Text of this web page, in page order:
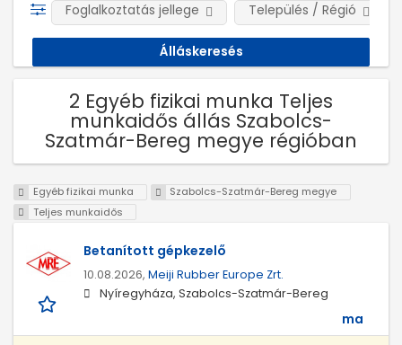
Foglalkoztatás jellege Település / Régió
2 Egyéb fizikai munka Teljes
munkaidős állás Szabolcs-
Szatmár-Bereg megye régióban
Egyéb fizikai munka
Szabolcs-Szatmár-Bereg megye
Teljes munkaidős
Betanított gépkezelő
10.08.2026, Meiji Rubber Europe Zrt.
Nyíregyháza, Szabolcs-Szatmár-Bereg
ma